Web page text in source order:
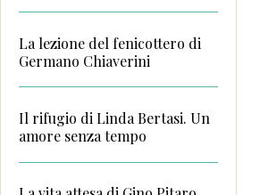
La lezione del fenicottero di
Germano Chiaverini
Il rifugio di Linda Bertasi. Un
amore senza tempo